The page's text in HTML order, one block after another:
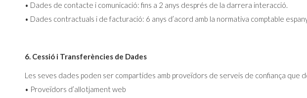
• Dades de contacte i comunicació: fins a 2 anys després de la darrera interacció.
• Dades contractuals i de facturació: 6 anys d’acord amb la normativa comptable
6. Cessió i Transferències de Dades
Les seves dades poden ser compartides amb proveïdors de serveis de confiança que
• Proveïdors d’allotjament web